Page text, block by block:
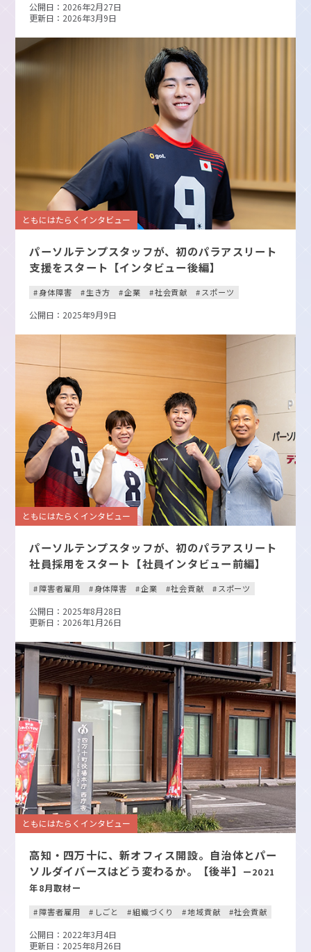
公開日：2026年2月27日
更新日：2026年3月9日
ともにはたらくインタビュー
パーソルテンプスタッフが、初のパラアスリート
支援をスタート【インタビュー後編】
身体障害 生き方 企業 社会貢献 スポーツ
公開日：2025年9月9日
ともにはたらくインタビュー
パーソルテンプスタッフが、初のパラアスリート
社員採用をスタート【社員インタビュー前編】
障害者雇用 身体障害 企業 社会貢献 スポーツ
公開日：2025年8月28日
更新日：2026年1月26日
ともにはたらくインタビュー
高知・四万十に、新オフィス開設。自治体とパー
ソルダイバースはどう変わるか。【後半】
ー2021
年8月取材ー
障害者雇用 しごと 組織づくり 地域貢献 社会貢献
公開日：2022年3月4日
更新日：2025年8月26日